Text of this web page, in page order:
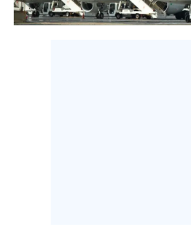
LAVORO